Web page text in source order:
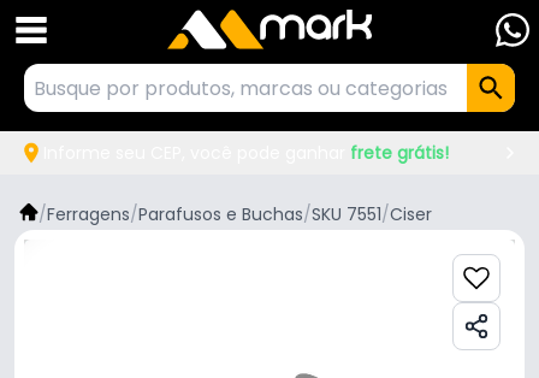
frete grátis!
/Ferragens/Parafusos e Buchas/SKU 7551/Ciser